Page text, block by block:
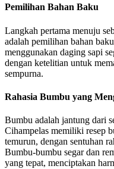
Pemilihan Bahan Baku
Langkah pertama menuju
adalah pemilihan bahan
menggunakan daging sapi
dengan ketelitian untuk
sempurna.
Rahasia Bumbu yang
Bumbu adalah jantung dari
Cihampelas memiliki resep
temurun, dengan sentuhan
Bumbu-bumbu segar dan
yang tepat, menciptakan